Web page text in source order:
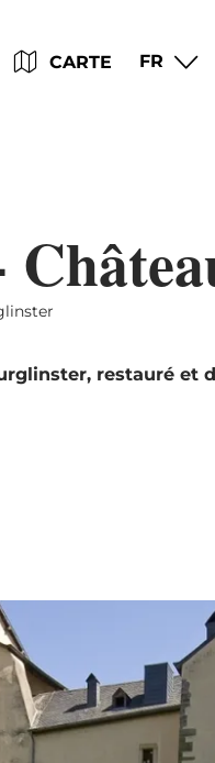
CARTE FR
restauré et